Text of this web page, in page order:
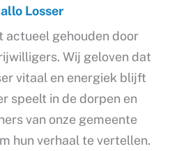
Losser
actueel gehouden door
Wij geloven dat
vitaal en energiek blijft
speelt in de dorpen en
van onze gemeente
hun verhaal te vertellen.